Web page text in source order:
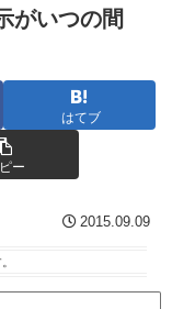
がいつの間
はてブ
ー
2015.09.09